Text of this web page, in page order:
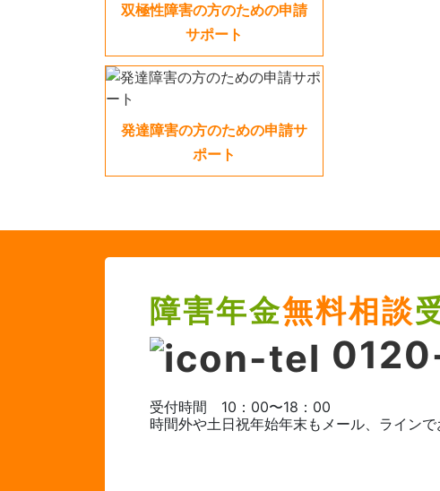
双極性障害の方のための申請
サポート
発達障害の方のための申請サ
ポート
障害年金無料相談
受付時間 10：00〜18：00
時間外や土日祝年始年末もメール、ライン